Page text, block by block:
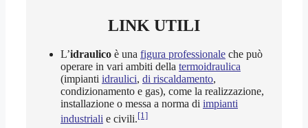
LINK UTILI
L’idraulico è una figura professionale che può
operare in vari ambiti della termoidraulica
(impianti idraulici, di riscaldamento,
condizionamento e gas), come la realizzazione,
installazione o messa a norma di impianti
industriali e civili.[1]